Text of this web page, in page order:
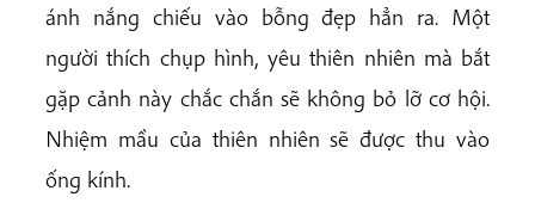
ánh nắng chiếu vào bỗng đẹp hẳn ra. Một
người thích chụp hình, yêu thiên nhiên mà bắt
gặp cảnh này chắc chắn sẽ không bỏ lỡ cơ hội.
Nhiệm mầu của thiên nhiên sẽ được thu vào
ống kính.